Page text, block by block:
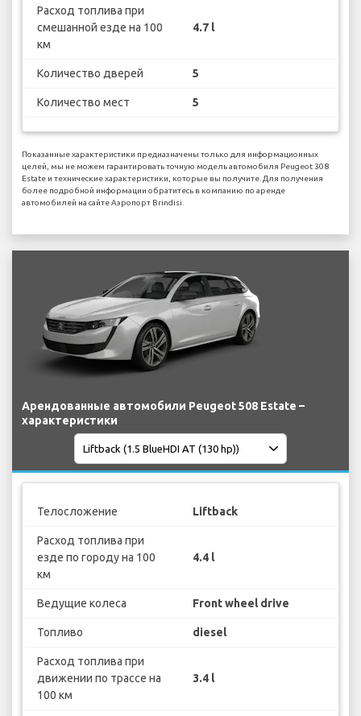
Расход топлива при
смешанной езде на 100
км
4.7 l
Количество дверей 5
Количество мест 5
Показанные характеристики предназначены только для информационных
целей, мы не можем гарантировать точную модель автомобиля Peugeot 308
Estate и технические характеристики, которые вы получите. Для получения
более подробной информации обратитесь в компанию по аренде
автомобилей на сайте Аэропорт Brindisi.
Арендованные автомобили Peugeot 508 Estate –
характеристики
Телосложение Liftback
Расход топлива при
езде по городу на 100
км
4.4 l
Ведущие колеса Front wheel drive
Топливо diesel
Расход топлива при
движении по трассе на
100 км
3.4 l